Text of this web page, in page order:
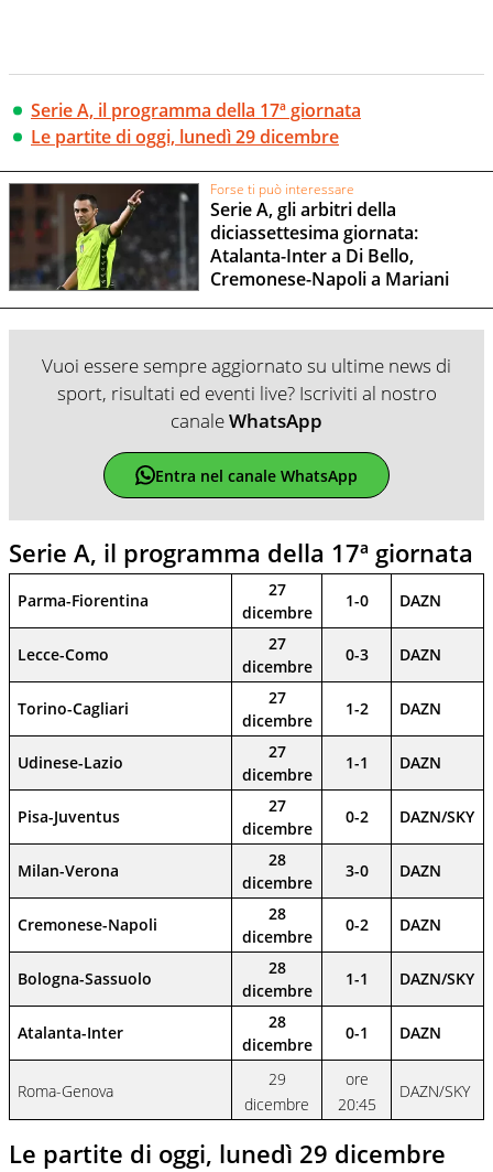
Serie A, il programma della 17ª giornata
Le partite di oggi, lunedì 29 dicembre
Forse ti può interessare
Serie A, gli arbitri della
diciassettesima giornata:
Atalanta-Inter a Di Bello,
Cremonese-Napoli a Mariani
Vuoi essere sempre aggiornato su ultime news di
sport, risultati ed eventi live? Iscriviti al nostro
canaleWhatsApp
Entra nel canale WhatsApp
Serie A, il programma della 17ª giornata
Parma-Fiorentina
27
dicembre
1-0 DAZN
Lecce-Como
27
dicembre
0-3 DAZN
Torino-Cagliari
27
dicembre
1-2 DAZN
Udinese-Lazio
27
dicembre
1-1 DAZN
Pisa-Juventus
27
dicembre
0-2 DAZN/SKY
Milan-Verona
28
dicembre
3-0 DAZN
Cremonese-Napoli
28
dicembre
0-2 DAZN
Bologna-Sassuolo
28
dicembre
1-1 DAZN/SKY
Atalanta-Inter
28
dicembre
0-1 DAZN
Roma-Genova
29
dicembre
ore
20:45
DAZN/SKY
Le partite di oggi, lunedì 29 dicembre